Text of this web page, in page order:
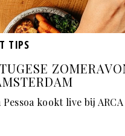
TIPS
Pessoa kookt live bij